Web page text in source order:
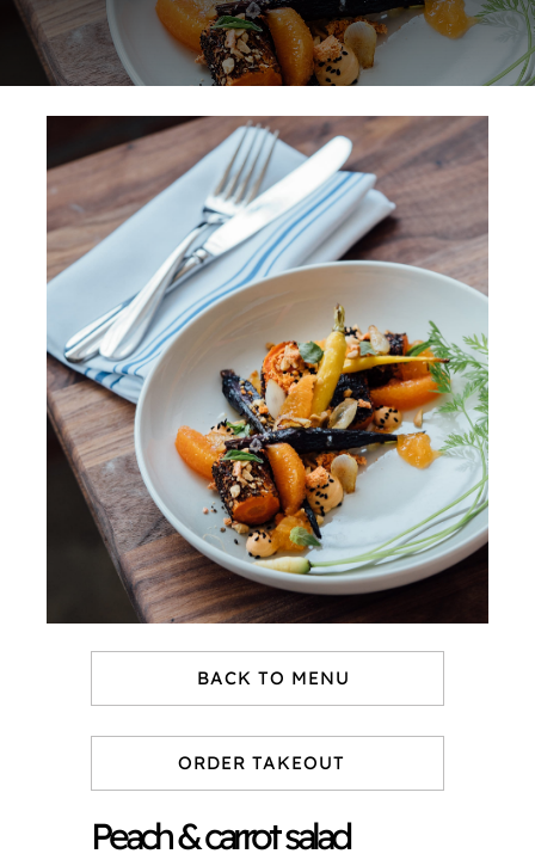
NORMAS ISO
CONTACTO
BACK TO MENU
ORDER TAKEOUT
Peach & carrot salad